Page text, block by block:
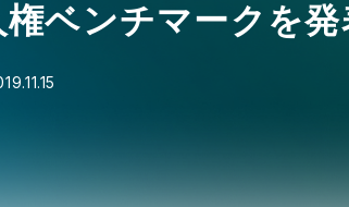
ベンチマークを発